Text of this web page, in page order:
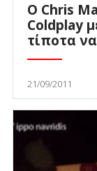
Ο Chris
Coldplay
τίποτα
21/09/2011